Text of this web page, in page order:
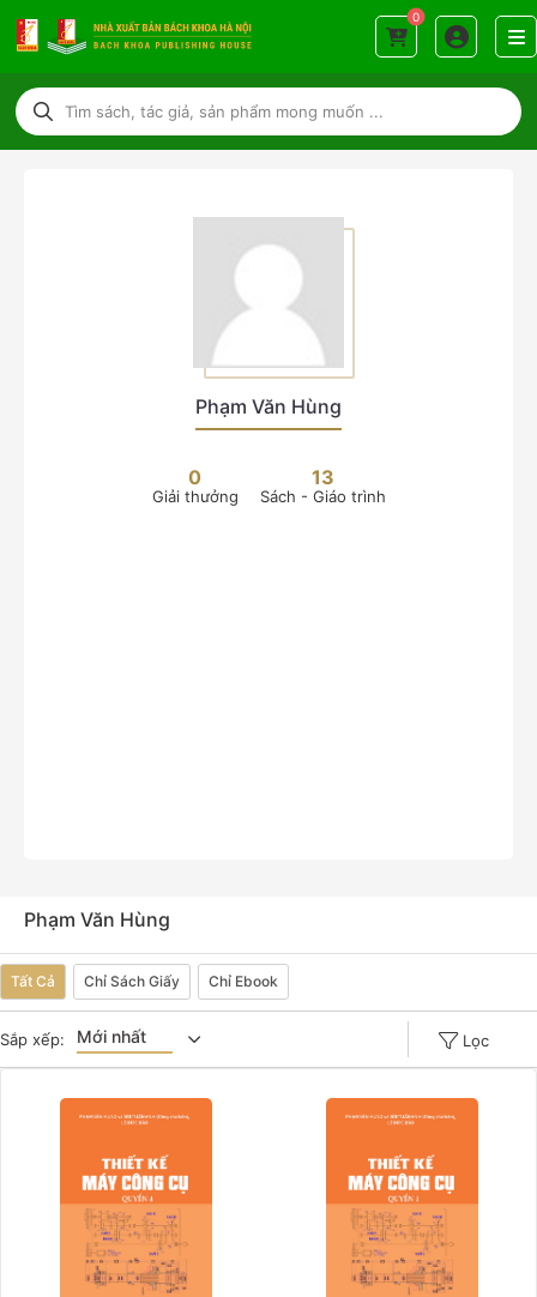
0
Phạm Văn Hùng
0
Giải thưởng
13
Sách - Giáo trình
Phạm Văn Hùng
Tất Cả Chỉ Sách Giấy Chỉ Ebook
Sắp xếp: Mới nhất Lọc
Năm xuất bản
Mới nhất